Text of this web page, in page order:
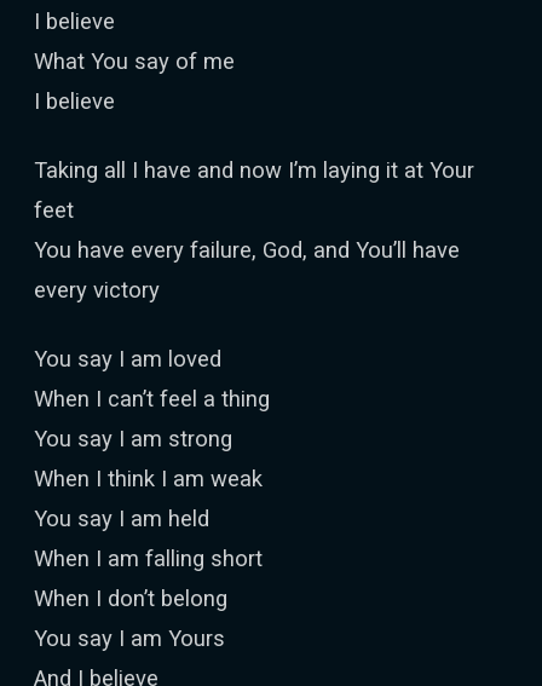
I believe
What You say of me
I believe
Taking all I have and now I’m laying it at Your
feet
You have every failure, God, and You’ll have
every victory
You say I am loved
When I can’t feel a thing
You say I am strong
When I think I am weak
You say I am held
When I am falling short
When I don’t belong
You say I am Yours
And I believe